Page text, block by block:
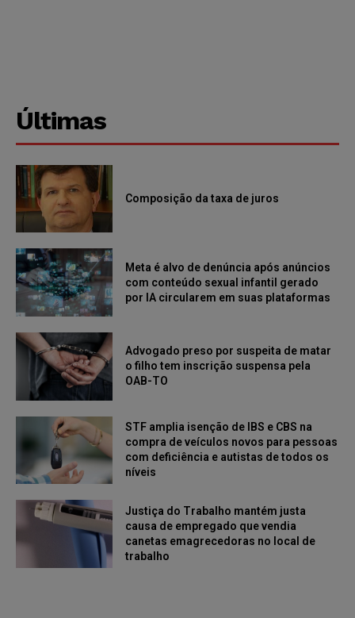
Últimas
Composição da taxa de juros
Meta é alvo de denúncia após anúncios
com conteúdo sexual infantil gerado
por IA circularem em suas plataformas
Advogado preso por suspeita de matar
o filho tem inscrição suspensa pela
OAB-TO
STF amplia isenção de IBS e CBS na
compra de veículos novos para pessoas
com deficiência e autistas de todos os
níveis
Justiça do Trabalho mantém justa
causa de empregado que vendia
canetas emagrecedoras no local de
trabalho